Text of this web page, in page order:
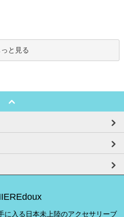
っと見る
に入る日本未上陸のアクセサリーブ